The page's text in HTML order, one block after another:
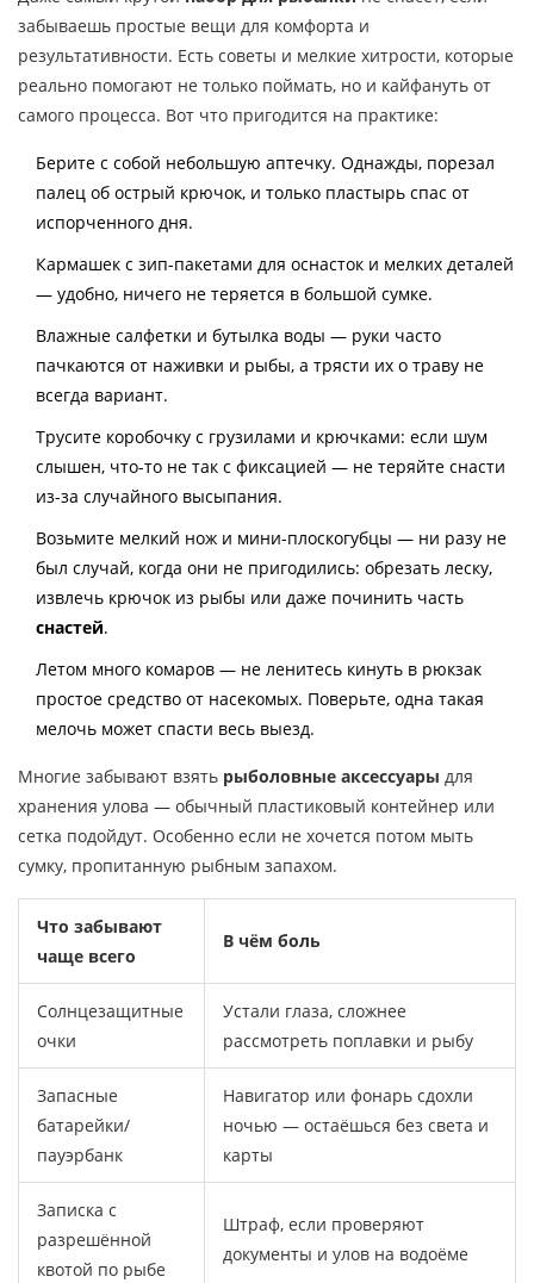
забываешь простые вещи для комфорта и
результативности. Есть советы и мелкие хитрости, которые
реально помогают не только поймать, но и кайфануть от
самого процесса. Вот что пригодится на практике:
Берите с собой небольшую аптечку. Однажды, порезал
палец об острый крючок, и только пластырь спас от
испорченного дня.
Кармашек с зип-пакетами для оснасток и мелких деталей
— удобно, ничего не теряется в большой сумке.
Влажные салфетки и бутылка воды — руки часто
пачкаются от наживки и рыбы, а трясти их о траву не
всегда вариант.
Трусите коробочку с грузилами и крючками: если шум
слышен, что-то не так с фиксацией — не теряйте снасти
из-за случайного высыпания.
Возьмите мелкий нож и мини-плоскогубцы — ни разу не
был случай, когда они не пригодились: обрезать леску,
извлечь крючок из рыбы или даже починить часть
снастей.
Летом много комаров — не ленитесь кинуть в рюкзак
простое средство от насекомых. Поверьте, одна такая
мелочь может спасти весь выезд.
Многие забывают взять рыболовные аксессуары для
хранения улова — обычный пластиковый контейнер или
сетка подойдут. Особенно если не хочется потом мыть
сумку, пропитанную рыбным запахом.
Что забывают
чаще всего
В чём боль
Солнцезащитные
очки
Устали глаза, сложнее
рассмотреть поплавки и рыбу
Запасные
батарейки/
пауэрбанк
Навигатор или фонарь сдохли
ночью — остаёшься без света и
карты
Записка с
разрешённой
квотой по рыбе
Штраф, если проверяют
документы и улов на водоёме